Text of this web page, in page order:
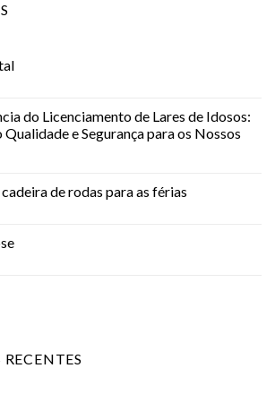
do Licenciamento de Lares de Idosos:
e Segurança para os Nossos
de rodas para as férias